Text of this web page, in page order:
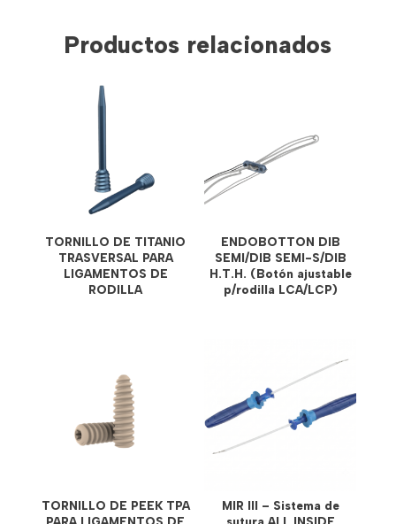
Productos relacionados
TORNILLO DE TITANIO
TRASVERSAL PARA
LIGAMENTOS DE
RODILLA
ENDOBOTTON DIB
SEMI/DIB SEMI-S/DIB
H.T.H. (Botón ajustable
p/rodilla LCA/LCP)
TORNILLO DE PEEK TPA
MIR III – Sistema de